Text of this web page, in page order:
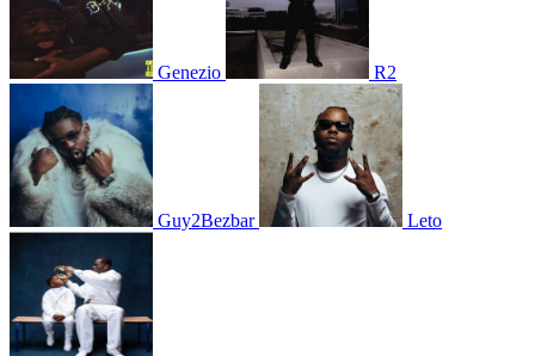
Genezio R2
Guy2Bezbar Leto